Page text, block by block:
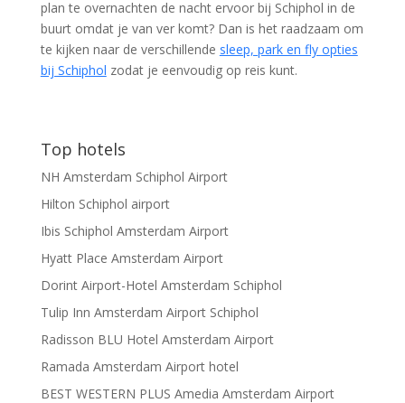
plan te overnachten de nacht ervoor bij Schiphol in de
buurt omdat je van ver komt? Dan is het raadzaam om
te kijken naar de verschillende sleep, park en fly opties
bij Schiphol zodat je eenvoudig op reis kunt.
Top hotels
NH Amsterdam Schiphol Airport
Hilton Schiphol airport
Ibis Schiphol Amsterdam Airport
Hyatt Place Amsterdam Airport
Dorint Airport-Hotel Amsterdam Schiphol
Tulip Inn Amsterdam Airport Schiphol
Radisson BLU Hotel Amsterdam Airport
Ramada Amsterdam Airport hotel
BEST WESTERN PLUS Amedia Amsterdam Airport